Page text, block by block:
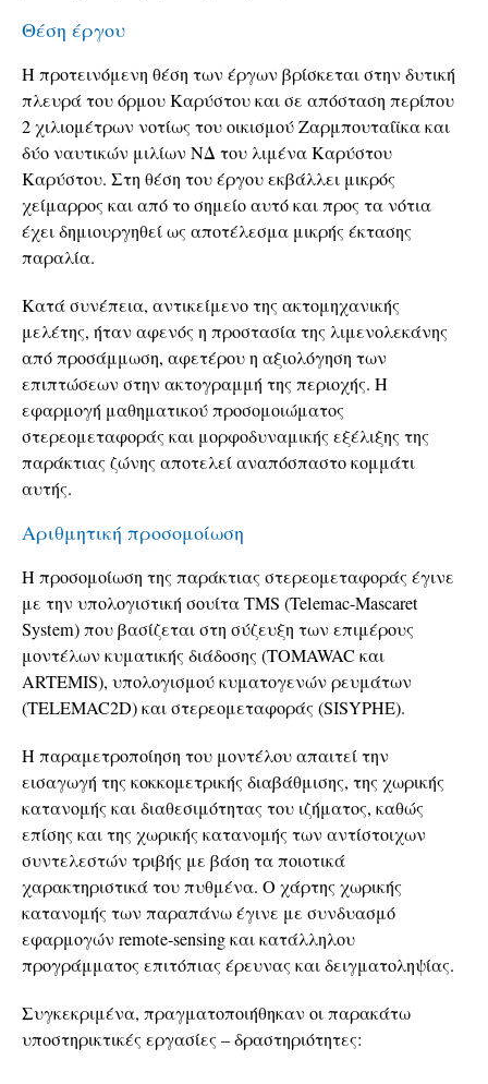
Θέση έργου
Η προτεινόμενη θέση των έργων βρίσκεται στην δυτική
πλευρά του όρμου Καρύστου και σε απόσταση περίπου
2 χιλιομέτρων νοτίως του οικισμού Ζαρμπουταίϊκα και
δύο ναυτικών μιλίων ΝΔ του λιμένα Καρύστου
Καρύστου. Στη θέση του έργου εκβάλλει μικρός
χείμαρρος και από το σημείο αυτό και προς τα νότια
έχει δημιουργηθεί ως αποτέλεσμα μικρής έκτασης
παραλία.
Κατά συνέπεια, αντικείμενο της ακτομηχανικής
μελέτης, ήταν αφενός η προστασία της λιμενολεκάνης
από προσάμμωση, αφετέρου η αξιολόγηση των
επιπτώσεων στην ακτογραμμή της περιοχής. Η
εφαρμογή μαθηματικού προσομοιώματος
στερεομεταφοράς και μορφοδυναμικής εξέλιξης της
παράκτιας ζώνης αποτελεί αναπόσπαστο κομμάτι
αυτής.
Αριθμητική προσομοίωση
Η προσομοίωση της παράκτιας στερεομεταφοράς έγινε
με την υπολογιστική σουίτα TMS (Telemac-Mascaret
System) που βασίζεται στη σύζευξη των επιμέρους
μοντέλων κυματικής διάδοσης (TOMAWAC και
ARTEMIS), υπολογισμού κυματογενών ρευμάτων
(TELEMAC2D) και στερεομεταφοράς (SISYPHE).
Η παραμετροποίηση του μοντέλου απαιτεί την
εισαγωγή της κοκκομετρικής διαβάθμισης, της χωρικής
κατανομής και διαθεσιμότητας του ιζήματος, καθώς
επίσης και της χωρικής κατανομής των αντίστοιχων
συντελεστών τριβής με βάση τα ποιοτικά
χαρακτηριστικά του πυθμένα. Ο χάρτης χωρικής
κατανομής των παραπάνω έγινε με συνδυασμό
εφαρμογών remote-sensing και κατάλληλου
προγράμματος επιτόπιας έρευνας και δειγματοληψίας.
Συγκεκριμένα, πραγματοποιήθηκαν οι παρακάτω
υποστηρικτικές εργασίες – δραστηριότητες: